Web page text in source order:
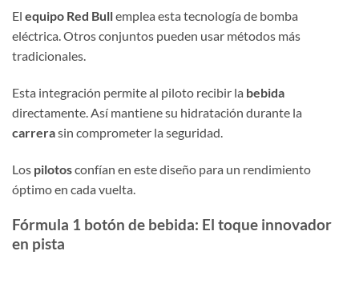
El equipo Red Bullemplea esta tecnología de bomba
eléctrica. Otros conjuntos pueden usar métodos más
tradicionales.
Esta integración permite al piloto recibir la bebida
directamente. Así mantiene su hidratación durante la
carrerasin comprometer la seguridad.
Los pilotosconfían en este diseño para un rendimiento
óptimo en cada vuelta.
Fórmula 1 botón de bebida: El toque innovador
en pista